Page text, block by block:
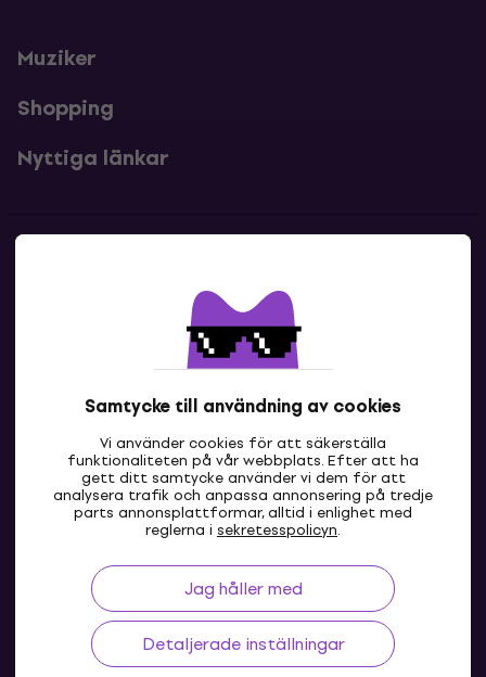
Samtycke till användning av cookies
Vi använder cookies för att säkerställa
funktionaliteten på vår webbplats. Efter att ha
gett ditt samtycke använder vi dem för att
analysera trafik och anpassa annonsering på tredje
parts annonsplattformar, alltid i enlighet med
reglerna i sekretesspolicyn.
Jag håller med
Detaljerade inställningar
Muziker
Shopping
Nyttiga länkar
Kontakta oss
SE